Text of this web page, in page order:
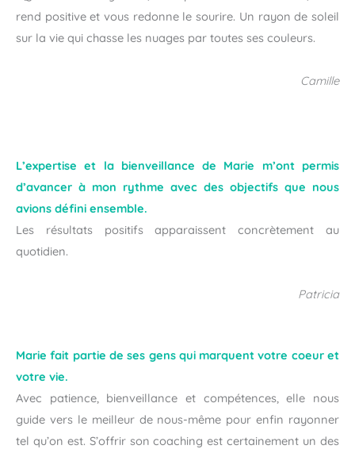
rend positive et vous redonne le sourire. Un rayon de soleil
sur la vie qui chasse les nuages par toutes ses couleurs.
Camille
L’expertise et la bienveillance de Marie m’ont permis
d’avancer à mon rythme avec des objectifs que nous
avions défini ensemble.
Les résultats positifs apparaissent concrètement au
quotidien.
Patricia
Marie fait partie de ses gens qui marquent votre coeur et
votre vie.
Avec patience, bienveillance et compétences, elle nous
guide vers le meilleur de nous-même pour enfin rayonner
tel qu’on est. S’offrir son coaching est certainement un des